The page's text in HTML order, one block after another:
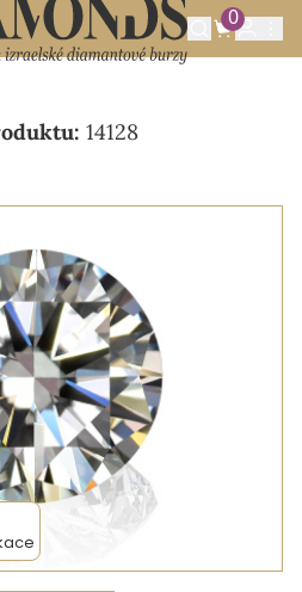
0
0.40CT F/VVS1 S GIA
14128